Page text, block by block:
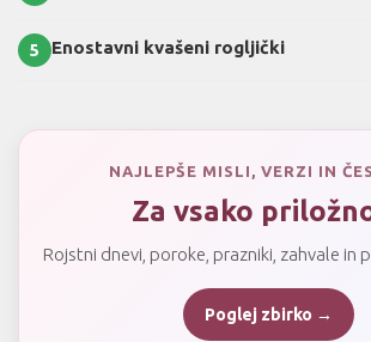
5 Enostavni kvašeni rogljički
NAJLEPŠE MISLI, VERZI IN
Za vsako
Rojstni dnevi, poroke, prazniki, zahvale in
Poglej zbirko →